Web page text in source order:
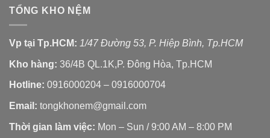
TỔNG KHO NỆM
Vp tại Tp.HCM: 1/47 Đường 53, P. Hiệp Bình, Tp.HCM
Kho hàng: 36/4B QL.1K,P. Đông Hòa, Tp.HCM
Hotline: 0916000204 – 0916000704
Email: tongkhonem@gmail.com
Thời gian làm việc: Mon – Sun / 9:00 AM – 8:00 PM